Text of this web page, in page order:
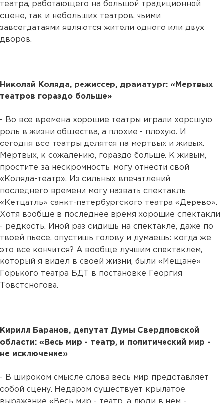
театра, работающего на большой традиционной
сцене, так и небольших театров, чьими
завсегдатаями являются жители одного или двух
дворов.
Николай Коляда, режиссер, драматург: «Мертвых
театров гораздо больше»
- Во все времена хорошие театры играли хорошую
роль в жизни общества, а плохие - плохую. И
сегодня все театры делятся на мертвых и живых.
Мертвых, к сожалению, гораздо больше. К живым,
простите за нескромность, могу отнести свой
«Коляда-театр». Из сильных впечатлений
последнего времени могу назвать спектакль
«Кетцатль» санкт-петербургского театра «Дерево».
Хотя вообще в последнее время хорошие спектакли
- редкость. Иной раз сидишь на спектакле, даже по
твоей пьесе, опустишь голову и думаешь: когда же
это все кончится? А вообще лучшим спектаклем,
который я видел в своей жизни, были «Мещане»
Горького театра БДТ в постановке Георгия
Товстоногова.
Кирилл Баранов, депутат Думы Свердловской
области: «Весь мир - театр, и политический мир -
не исключение»
- В широком смысле слова весь мир представляет
собой сцену. Недаром существует крылатое
выражение «Весь мир - театр, а люди в нем -